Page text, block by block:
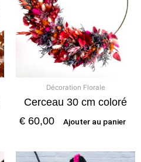
Décoration Florale
Cerceau 30 cm coloré
€ 60,00 Ajouter au panier